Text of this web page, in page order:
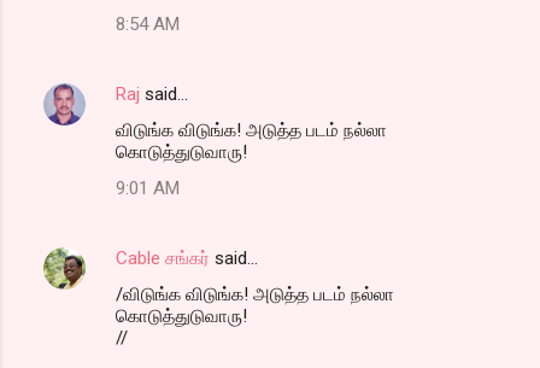
8:54 AM
Raj said…
விடுங்க விடுங்க! அடுத்த படம் நல்லா
கொடுத்துடுவாரு!
9:01 AM
Cable சங்கர் said…
/விடுங்க விடுங்க! அடுத்த படம் நல்லா
கொடுத்துடுவாரு!
//